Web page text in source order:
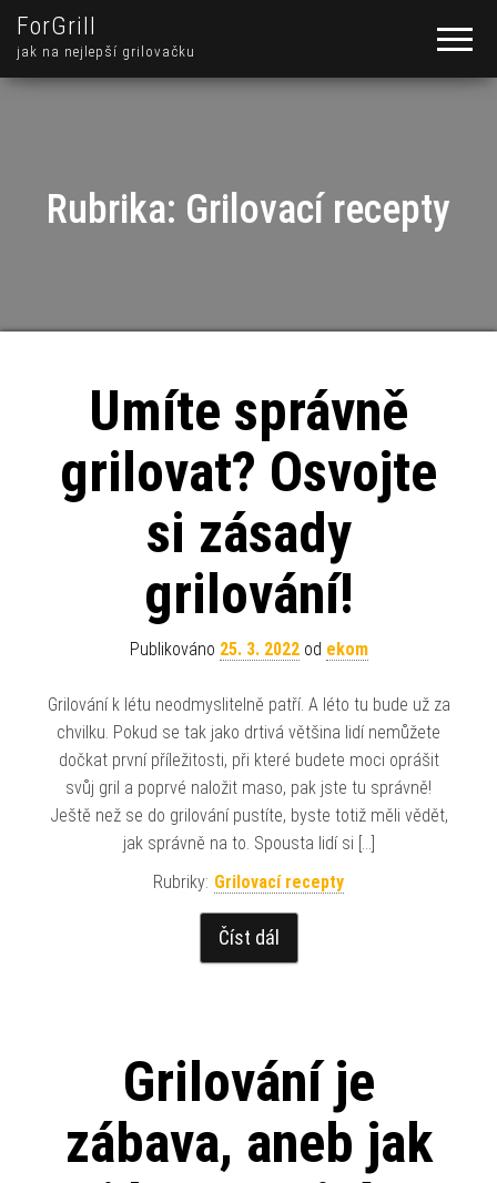
ForGrill
jak na nejlepší grilovačku
Rubrika: Grilovací recepty
Umíte správně
grilovat? Osvojte
si zásady
grilování!
Publikováno 25. 3. 2022od ekom
Grilování k létu neodmyslitelně patří. A léto tu bude už za
chvilku. Pokud se tak jako drtivá většina lidí nemůžete
dočkat první příležitosti, při které budete moci oprášit
svůj gril a poprvé naložit maso, pak jste tu správně!
Ještě než se do grilování pustíte, byste totiž měli vědět,
jak správně na to. Spousta lidí si […]
Rubriky: Grilovací recepty
Číst dál
Grilování je
zábava, aneb jak